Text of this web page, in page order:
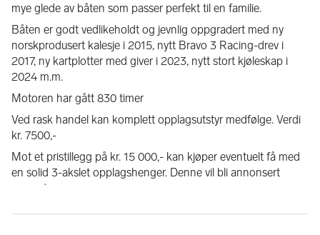
mye glede av båten som passer perfekt til en familie.
Båten er godt vedlikeholdt og jevnlig oppgradert med ny
norskprodusert kalesje i 2015, nytt Bravo 3 Racing-drev i
2017, ny kartplotter med giver i 2023, nytt stort kjøleskap i
2024 m.m.
Motoren har gått 830 timer
Ved rask handel kan komplett opplagsutstyr medfølge. Verdi
kr. 7500,-
Mot et pristillegg på kr. 15 000,- kan kjøper eventuelt få med
en solid 3-akslet opplagshenger. Denne vil bli annonsert
separat.